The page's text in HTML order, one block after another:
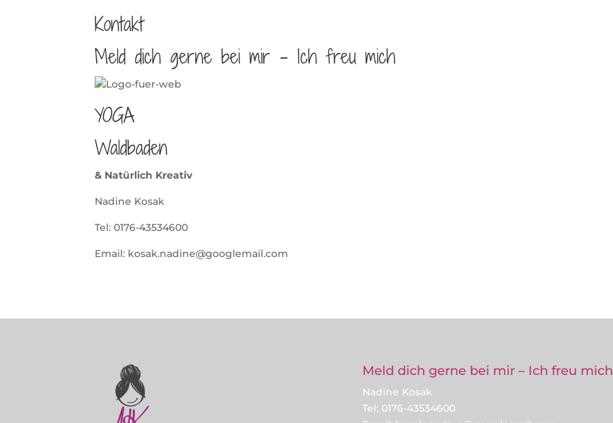
Kontakt
Meld dich gerne bei mir – Ich freu mich
YOGA
Waldbaden
& Natürlich Kreativ
Nadine Kosak
Tel: 0176-43534600
Email: kosak.nadine@googlemail.com
Meld dich gerne bei mir – Ich freu mich
Nadine Kosak
Tel: 0176-43534600